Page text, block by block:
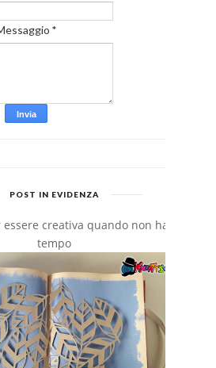
*
POST IN EVIDENZA
creativa quando non hai
tempo